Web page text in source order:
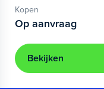
Kopen
Op aanvraag
Bekijken